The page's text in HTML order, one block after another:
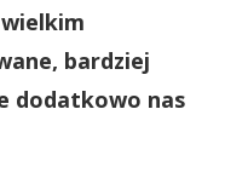
bardziej
dodatkowo nas